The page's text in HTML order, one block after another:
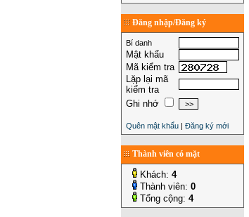
Đăng nhập/Đăng ký
Bí danh
Mật khẩu
Mã kiểm tra
Lặp lại mã
kiểm tra
Ghi nhớ
Quên mật khẩu | Đăng ký mới
Thành viên có mặt
Khách: 4
Thành viên: 0
Tổng cộng: 4